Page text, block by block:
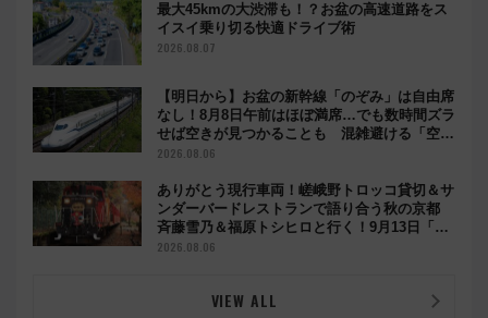
最大45kmの大渋滞も！？お盆の高速道路をス
イスイ乗り切る快適ドライブ術
2026.08.07
【明日から】お盆の新幹線「のぞみ」は自由席
なし！8月8日午前はほぼ満席…でも数時間ズラ
せば空きが見つかることも 混雑避ける「空
席」探しのコツ
2026.08.06
ありがとう現行車両！嵯峨野トロッコ貸切＆サ
ンダーバードレストランで語り合う秋の京都
斉藤雪乃＆福原トシヒロと行く！9月13日「京
都の鉄道満喫ツアー」開催
2026.08.06
VIEW ALL